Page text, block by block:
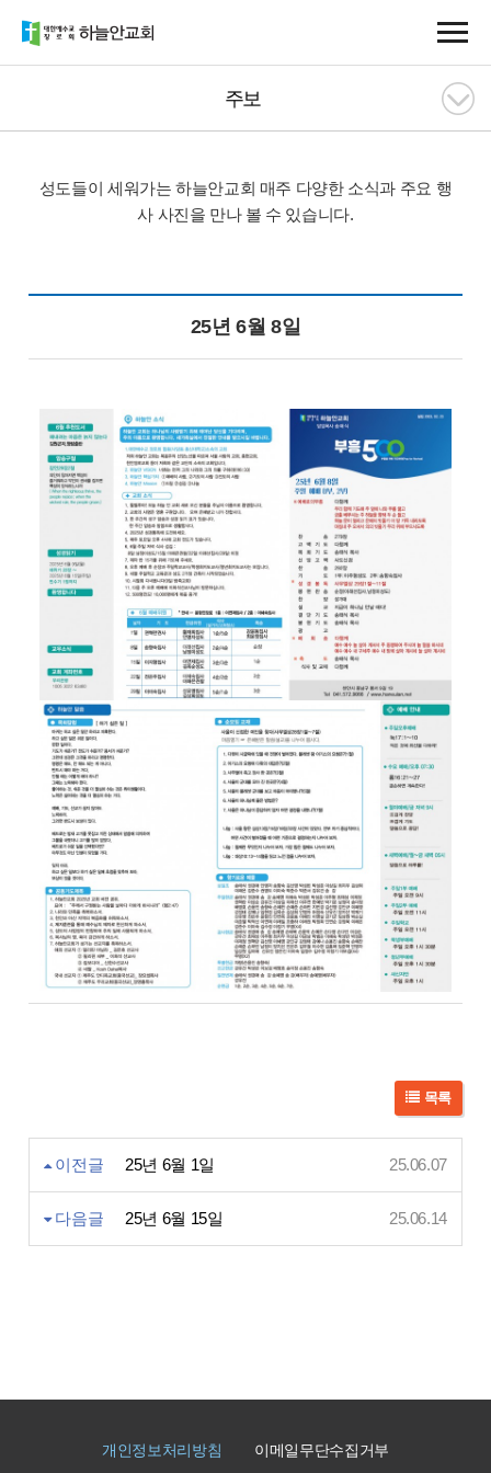
주보
성도들이 세워가는 하늘안교회 매주 다양한 소식과 주요 행
사 사진을 만나 볼 수 있습니다.
25년 6월 8일
목록
이전글 25년 6월 1일 25.06.07
다음글 25년 6월 15일 25.06.14
개인정보처리방침 이메일무단수집거부